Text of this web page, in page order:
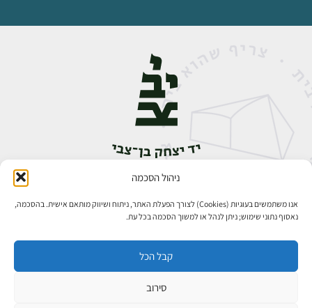
ניהול הסכמה
אנו משתמשים בעוגיות (Cookies) לצורך הפעלת האתר, ניתוח ושיווק מותאם אישית. בהסכמה,
נאסוף נתוני שימוש; ניתן לנהל או למשוך הסכמה בכל עת.
קבל הכל
סירוב
אבן גבירול 14, רחביה, ירושלים